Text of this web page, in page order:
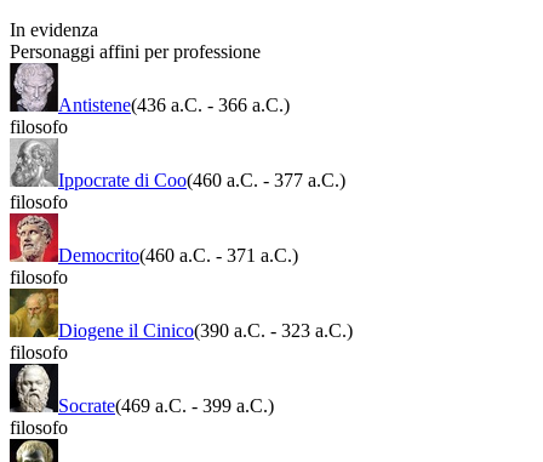
In evidenza
Personaggi affini per professione
Antistene(436 a.C. - 366 a.C.)
filosofo
Ippocrate di Coo(460 a.C. - 377 a.C.)
filosofo
Democrito(460 a.C. - 371 a.C.)
filosofo
Diogene il Cinico(390 a.C. - 323 a.C.)
filosofo
Socrate(469 a.C. - 399 a.C.)
filosofo